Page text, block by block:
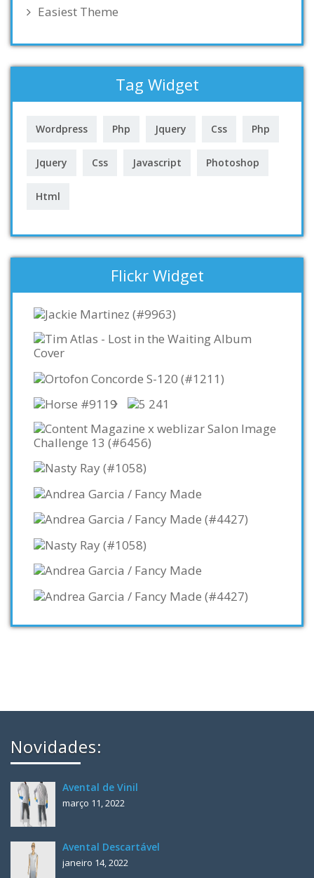
Easiest Theme
Tag Widget
Wordpress Php Jquery Css Php
Jquery Css Javascript Photoshop
Html
Flickr Widget
Novidades:
Avental de Vinil
março 11, 2022
Avental Descartável
janeiro 14, 2022